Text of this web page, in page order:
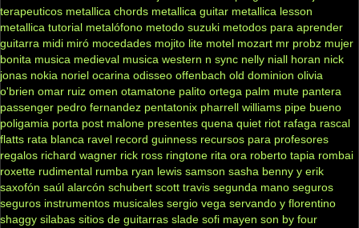
terapeuticos metallica chords metallica guitar metallica lesson
metallica tutorial metalófono metodo suzuki metodos para aprender
guitarra midi miró mocedades mojito lite motel mozart mr probz mujer
bonita musica medieval musica western n sync nelly niall horan nick
jonas nokia noriel ocarina odisseo offenbach old dominion olivia
o'brien omar ruiz omen otamatone palito ortega palm mute pantera
passenger pedro fernandez pentatonix pharrell williams pipe bueno
poligamia porta post malone presentes quena quiet riot rafaga rascal
flatts rata blanca ravel record guinness recursos para profesores
regalos richard wagner rick ross ringtone rita ora roberto tapia rombai
roxette rudimental rumba ryan lewis samson sasha benny y erik
saxofón saúl alarcón schubert scott travis segunda mano seguros
seguros instrumentos musicales sergio vega servando y florentino
shaggy silabas sitios de guitarras slade sofi mayen son by four